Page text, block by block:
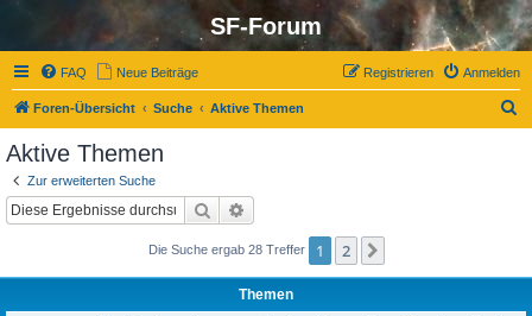
SF-Forum
FAQ Neue Beiträge Anmelden
Registrieren
Foren-Übersicht Suche Aktive Themen
Aktive Themen
Zur erweiterten Suche
Suche
Die Suche ergab 28 Treffer 1 2
Themen